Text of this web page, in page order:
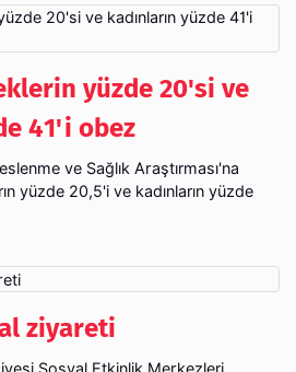
yüzde 20'si ve
41'i obez
ve Sağlık Araştırması'na
yüzde 20,5'i ve kadınların yüzde
ziyareti